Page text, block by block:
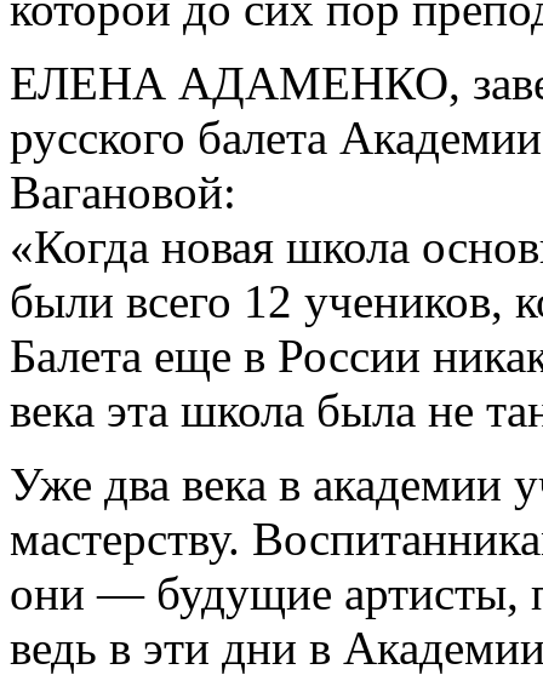
ЕЛЕНА АДАМЕНКО,
русского балета
Вагановой:
«Когда новая школа
были всего 12 учеников,
Балета еще в России
века эта школа была не
Уже два века в академии
мастерству.
они — будущие артисты,
ведь в эти дни в